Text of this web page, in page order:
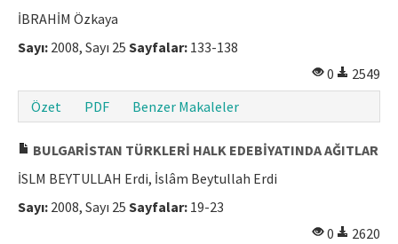
İBRAHİM Özkaya
Sayı: 2008, Sayı 25 Sayfalar: 133-138
0
2549
Özet
PDF Benzer Makaleler
BULGARİSTAN TÜRKLERİ HALK EDEBİYATINDA AĞITLAR
İSLM BEYTULLAH Erdi, İslâm Beytullah Erdi
Sayı: 2008, Sayı 25 Sayfalar: 19-23
0
2620